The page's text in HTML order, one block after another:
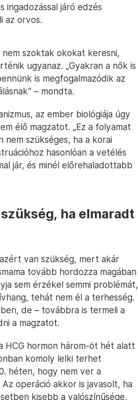
ingadozással járó edzés
az orvos.
szoktak okokat keresni,
ugyanaz. „Gyakran a nők is
is megfogalmazódik az
– mondta.
az ember biológiája úgy
élő magzatot. „Ez a folyamat
szükséges, ha a korai
hasonlóan a vetélés
jár, és minél előrehaladottabb
ha elmaradt
van szükség, mert akár
tovább hordozza magában
sem érzékel semmi problémát,
tehát nem él a terhesség.
de – továbbra is termeli a
a magzatot.
HCG hormon három-öt hét alatt
komoly lelki terhet
héten, hogy nem ver a
operáció akkor is javasolt, ha
kisebb a valószínűsége,